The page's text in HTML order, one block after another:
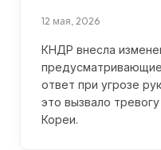
12 мая, 2026
КНДР внесла
ответ при угрозе
это вызвало
Кореи.